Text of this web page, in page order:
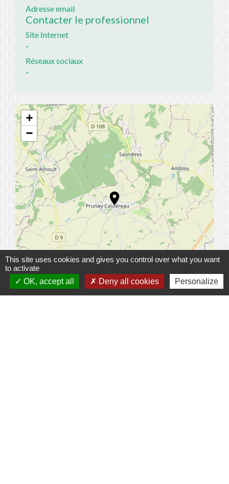
Adresse email
Contacter le professionnel
Site Internet
-
Réseaux sociaux
-
location_on
+
−
This site uses cookies and gives you control over what you want
to activate
OK, accept all
Deny all cookies Personalize